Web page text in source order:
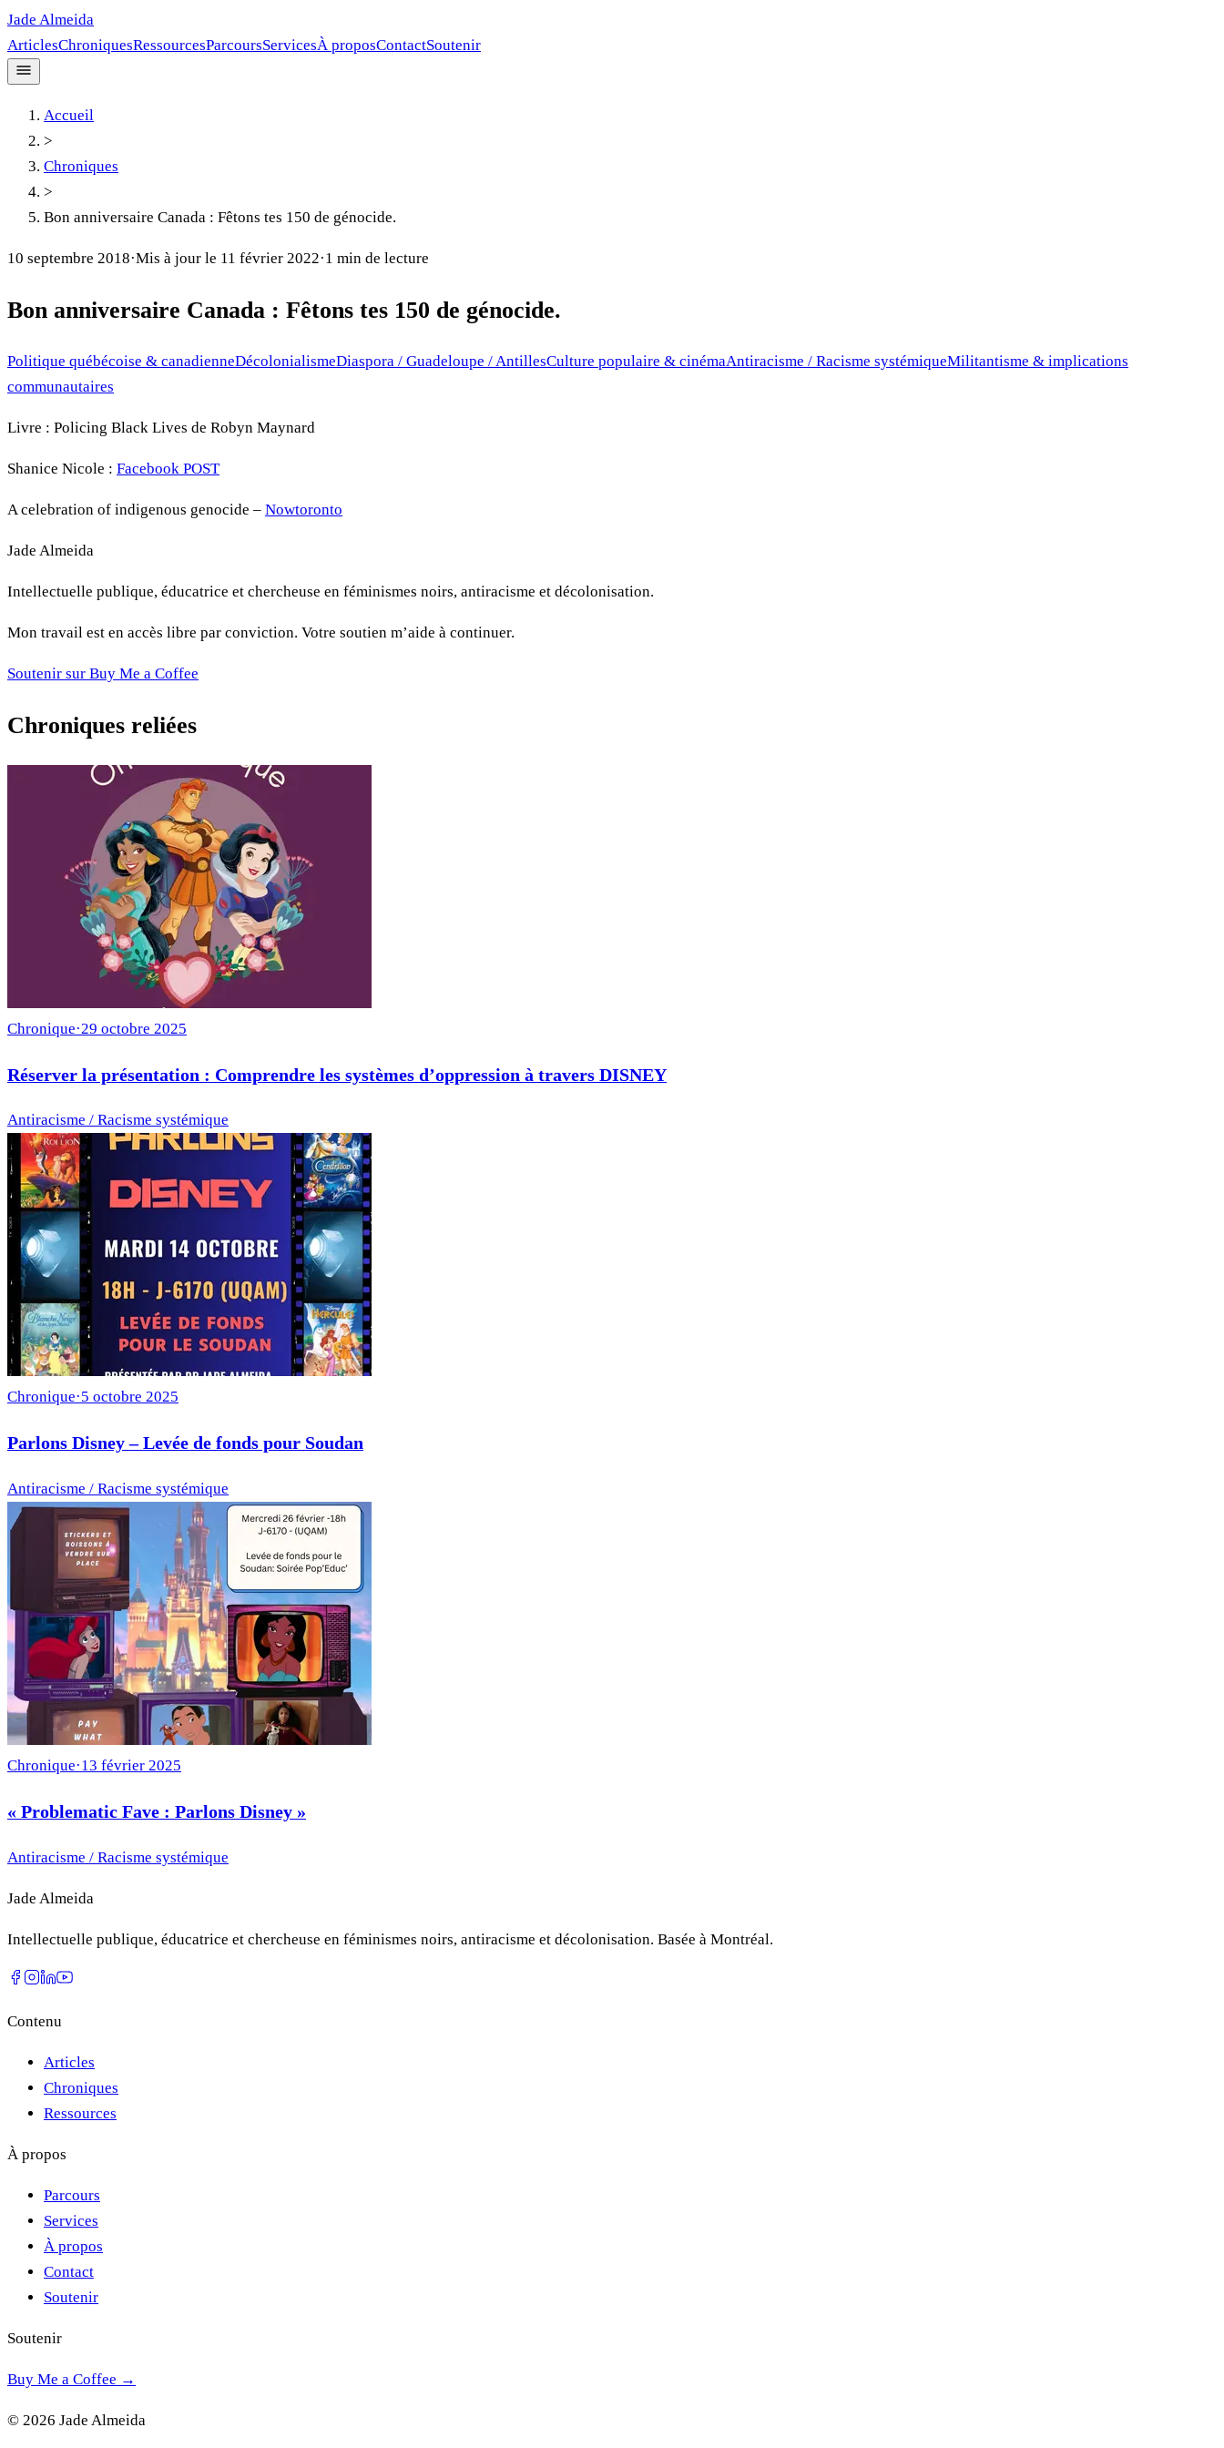
Jade Almeida
ArticlesChroniquesRessourcesParcoursServicesÀ proposContactSoutenir
Accueil
>
Chroniques
>
Bon anniversaire Canada : Fêtons tes 150 de génocide.
10 septembre 2018·Mis à jour le 11 février 2022·1 min de lecture
Bon anniversaire Canada : Fêtons tes 150 de génocide.
Politique québécoise & canadienneDécolonialismeDiaspora / Guadeloupe / AntillesCulture populaire & cinémaAntiracisme / Racisme systémiqueMilitantisme & implications
communautaires
Livre : Policing Black Lives de Robyn Maynard
Shanice Nicole : Facebook POST
A celebration of indigenous genocide – Nowtoronto
Jade Almeida
Intellectuelle publique, éducatrice et chercheuse en féminismes noirs, antiracisme et décolonisation.
Mon travail est en accès libre par conviction. Votre soutien m’aide à continuer.
Soutenir sur Buy Me a Coffee
Chroniques reliées
Chronique·29 octobre 2025
Réserver la présentation : Comprendre les systèmes d’oppression à travers DISNEY
Antiracisme / Racisme systémique
Chronique·5 octobre 2025
Parlons Disney – Levée de fonds pour Soudan
Antiracisme / Racisme systémique
Chronique·13 février 2025
« Problematic Fave : Parlons Disney »
Antiracisme / Racisme systémique
Jade Almeida
Intellectuelle publique, éducatrice et chercheuse en féminismes noirs, antiracisme et décolonisation. Basée à Montréal.
Contenu
Articles
Chroniques
Ressources
À propos
Parcours
Services
À propos
Contact
Soutenir
Soutenir
Buy Me a Coffee →
© 2026 Jade Almeida